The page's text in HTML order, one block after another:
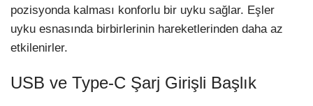
pozisyonda kalması konforlu bir uyku sağlar. Eşler
uyku esnasında birbirlerinin hareketlerinden daha az
etkilenirler.
USB ve Type-C Şarj Girişli Başlık